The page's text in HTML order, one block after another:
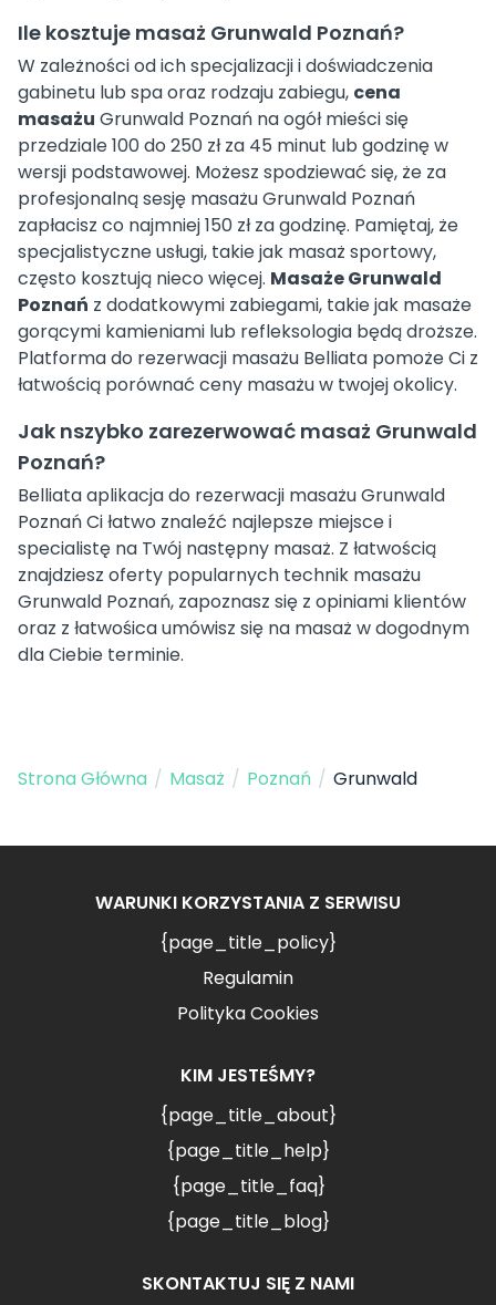
Ile kosztuje masaż Grunwald Poznań?
W zależności od ich specjalizacji i doświadczenia
gabinetu lub spa oraz rodzaju zabiegu, cena
masażu Grunwald Poznań na ogół mieści się
przedziale 100 do 250 zł za 45 minut lub godzinę w
wersji podstawowej. Możesz spodziewać się, że za
profesjonalną sesję masażu Grunwald Poznań
zapłacisz co najmniej 150 zł za godzinę. Pamiętaj, że
specjalistyczne usługi, takie jak masaż sportowy,
często kosztują nieco więcej. Masaże Grunwald
Poznań z dodatkowymi zabiegami, takie jak masaże
gorącymi kamieniami lub refleksologia będą droższe.
Platforma do rezerwacji masażu Belliata pomoże Ci z
łatwością porównać ceny masażu w twojej okolicy.
Jak nszybko zarezerwować masaż Grunwald
Poznań?
Belliata aplikacja do rezerwacji masażu Grunwald
Poznań Ci łatwo znaleźć najlepsze miejsce i
specialistę na Twój następny masaż. Z łatwością
znajdziesz oferty popularnych technik masażu
Grunwald Poznań, zapoznasz się z opiniami klientów
oraz z łatwośica umówisz się na masaż w dogodnym
dla Ciebie terminie.
Strona Główna / Masaż / Poznań / Grunwald
WARUNKI KORZYSTANIA Z SERWISU
{page_title_policy}
Regulamin
Polityka Cookies
KIM JESTEŚMY?
{page_title_about}
{page_title_help}
{page_title_faq}
{page_title_blog}
SKONTAKTUJ SIĘ Z NAMI